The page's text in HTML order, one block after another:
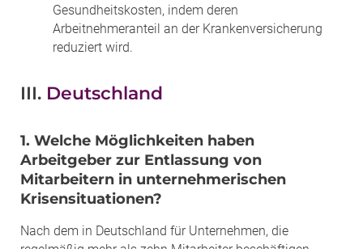
Gesundheitskosten, indem deren
Arbeitnehmeranteil an der Krankenversicherung
reduziert wird.
III. Deutschland
1. Welche Möglichkeiten haben
Arbeitgeber zur Entlassung von
Mitarbeitern in unternehmerischen
Krisensituationen?
Nach dem in Deutschland für Unternehmen, die